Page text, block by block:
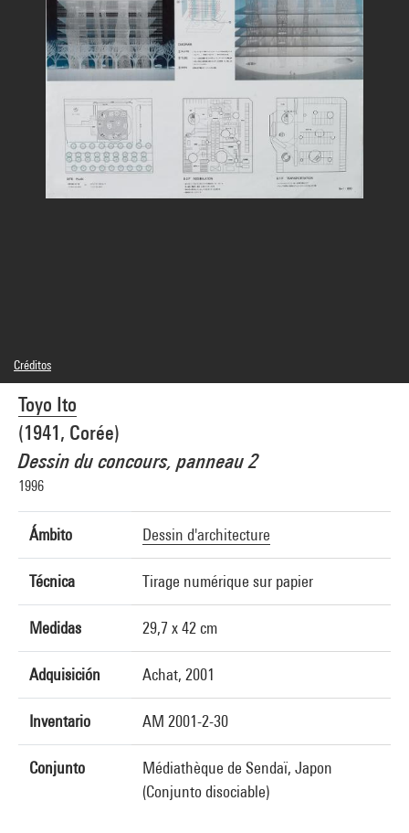
Toyo Ito
(1941, Corée)
Dessin du concours, panneau 2
1996
Ámbito Dessin d'architecture
Técnica Tirage numérique sur papier
Medidas 29,7 x 42 cm
Adquisición Achat, 2001
Inventario AM 2001-2-30
Conjunto
Médiathèque de Sendaï, Japon
(Conjunto disociable)
Créditos
© Toyo Ito
Créditos fotográficos : Centre Pompidou, MNAM-CCI/Georges Meguerditchian/Dist.
GrandPalaisRmn
Referencia de la imagen : 4N20326
Difusión de la imagen :GrandPalaisRmnPhoto